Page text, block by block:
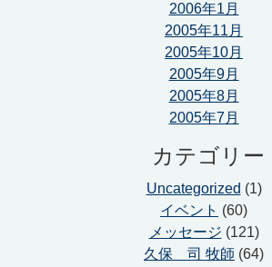
2006年1月
2005年11月
2005年10月
2005年9月
2005年8月
2005年7月
カテゴリー
Uncategorized (1)
イベント (60)
メッセージ (121)
久保 司 牧師 (64)